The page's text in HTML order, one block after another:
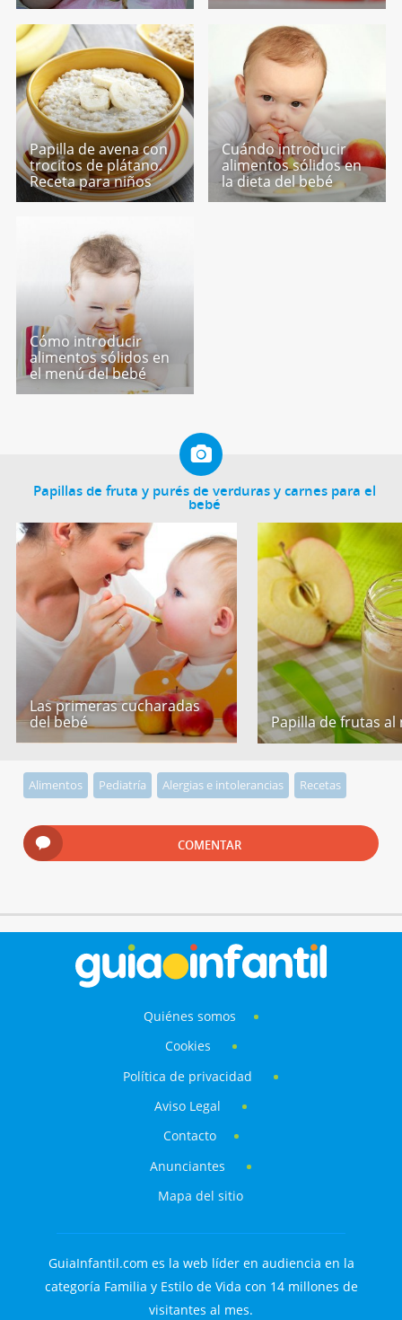
Papilla de avena con
trocitos de plátano.
Receta para niños
Cuándo introducir
alimentos sólidos en
la dieta del bebé
Cómo introducir
alimentos sólidos en
el menú del bebé
Papillas de fruta y purés de verduras y carnes para el
bebé
Las primeras cucharadas
del bebé
Papilla de frutas al
Alimentos Pediatría Alergias e intolerancias Recetas
COMENTAR
Quiénes somos
Cookies
Política de privacidad
Aviso Legal
Contacto
Anunciantes
Mapa del sitio
GuiaInfantil.com es la web líder en audiencia en la
categoría Familia y Estilo de Vida con 14 millones de
visitantes al mes.